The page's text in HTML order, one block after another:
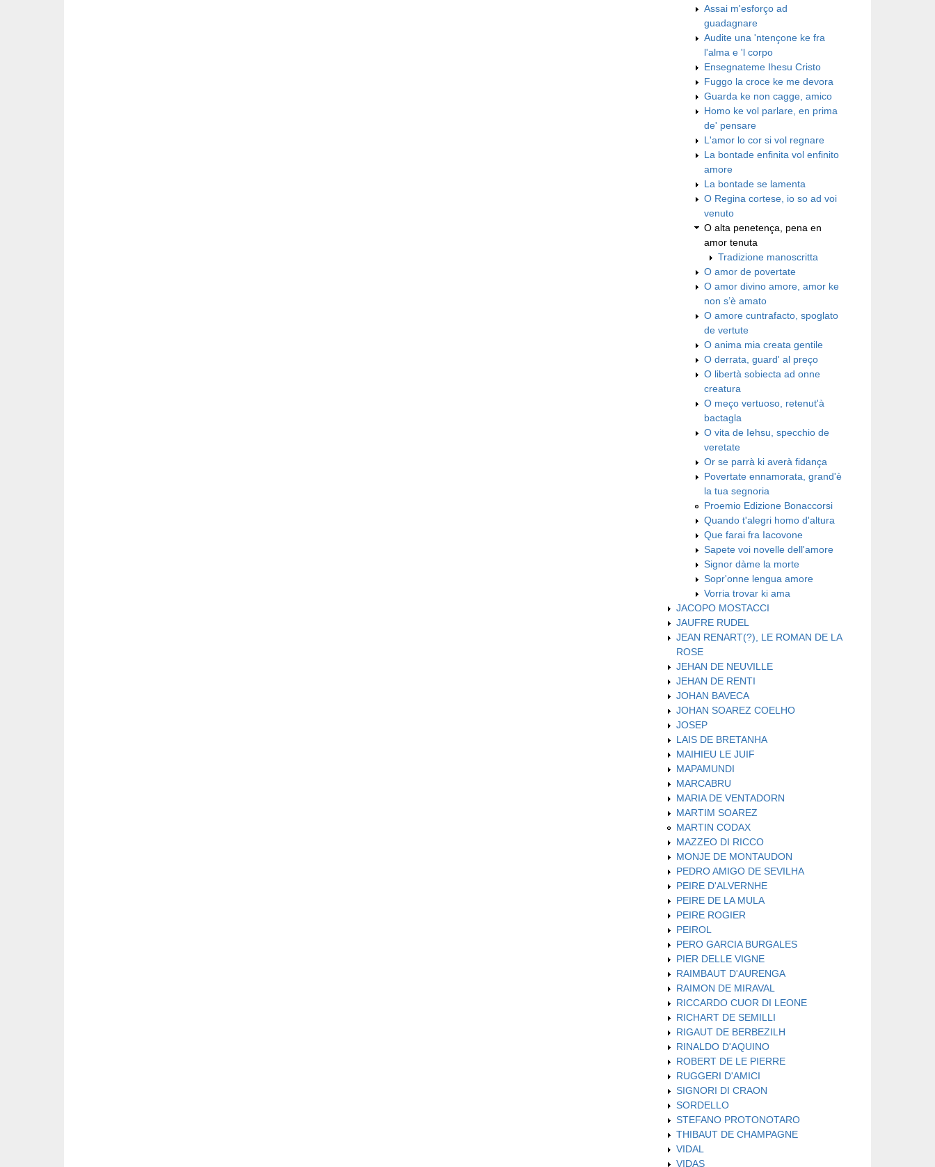
Assai m'esforço ad
guadagnare
Audite una 'ntençone ke fra
l'alma e 'l corpo
Ensegnateme Ihesu Cristo
Fuggo la croce ke me devora
Guarda ke non cagge, amico
Homo ke vol parlare, en prima
de' pensare
L'amor lo cor si vol regnare
La bontade enfinita vol enfinito
amore
La bontade se lamenta
O Regina cortese, io so ad voi
venuto
O alta penetença, pena en
amor tenuta
Tradizione manoscritta
O amor de povertate
O amor divino amore, amor ke
non s’è amato
O amore cuntrafacto, spoglato
de vertute
O anima mia creata gentile
O derrata, guard' al preço
O libertà sobiecta ad onne
creatura
O meço vertuoso, retenut'à
bactagla
O vita de Iehsu, specchio de
veretate
Or se parrà ki averà fidança
Povertate ennamorata, grand'è
la tua segnoria
Proemio Edizione Bonaccorsi
Quando t'alegri homo d'altura
Que farai fra Iacovone
Sapete voi novelle dell'amore
Signor dàme la morte
Sopr'onne lengua amore
Vorria trovar ki ama
JACOPO MOSTACCI
JAUFRE RUDEL
JEAN RENART(?), LE ROMAN DE LA
ROSE
JEHAN DE NEUVILLE
JEHAN DE RENTI
JOHAN BAVECA
JOHAN SOAREZ COELHO
JOSEP
LAIS DE BRETANHA
MAIHIEU LE JUIF
MAPAMUNDI
MARCABRU
MARIA DE VENTADORN
MARTIM SOAREZ
MARTIN CODAX
MAZZEO DI RICCO
MONJE DE MONTAUDON
PEDRO AMIGO DE SEVILHA
PEIRE D'ALVERNHE
PEIRE DE LA MULA
PEIRE ROGIER
PEIROL
PERO GARCIA BURGALES
PIER DELLE VIGNE
RAIMBAUT D'AURENGA
RAIMON DE MIRAVAL
RICCARDO CUOR DI LEONE
RICHART DE SEMILLI
RIGAUT DE BERBEZILH
RINALDO D'AQUINO
ROBERT DE LE PIERRE
RUGGERI D'AMICI
SIGNORI DI CRAON
SORDELLO
STEFANO PROTONOTARO
THIBAUT DE CHAMPAGNE
VIDAL
VIDAS